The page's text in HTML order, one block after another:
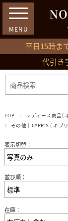
平日15時ま
代引き
ログイン
TOP
レディース商品(
その他｜CYPRIS ( キプ
表示切替：
並び順：
在庫：